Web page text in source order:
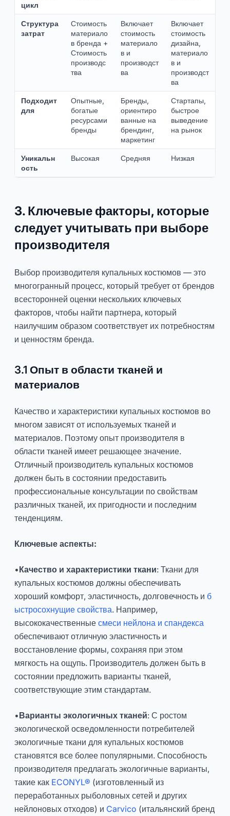
цикл
Структура
затрат
Стоимость
материало
в бренда +
Стоимость
производс
тва
Включает
стоимость
материало
в и
производст
ва
Включает
стоимость
дизайна,
материало
в и
производст
ва
Подходит
для
Опытные,
богатые
ресурсами
бренды
Бренды,
ориентиро
ванные на
брендинг,
маркетинг
Стартапы,
быстрое
выведение
на рынок
Уникальн
ость
Высокая Средняя Низкая
3. Ключевые факторы, которые
следует учитывать при выборе
производителя
Выбор производителя купальных костюмов — это
многогранный процесс, который требует от брендов
всесторонней оценки нескольких ключевых
факторов, чтобы найти партнера, который
наилучшим образом соответствует их потребностям
и ценностям бренда.
3.1 Опыт в области тканей и
материалов
Качество и характеристики купальных костюмов во
многом зависят от используемых тканей и
материалов. Поэтому опыт производителя в
области тканей имеет решающее значение.
Отличный производитель купальных костюмов
должен быть в состоянии предоставить
профессиональные консультации по свойствам
различных тканей, их пригодности и последним
тенденциям.
Ключевые аспекты:
•Качество и характеристики ткани: Ткани для
купальных костюмов должны обеспечивать
хороший комфорт, эластичность, долговечность и б
ыстросохнущие свойства. Например,
высококачественные смеси нейлона и спандекса
обеспечивают отличную эластичность и
восстановление формы, сохраняя при этом
мягкость на ощупь. Производитель должен быть в
состоянии предложить варианты тканей,
соответствующие этим стандартам.
•Варианты экологичных тканей: С ростом
экологической осведомленности потребителей
экологичные ткани для купальных костюмов
становятся все более популярными. Способность
производителя предлагать экологичные варианты,
такие как ECONYL® (изготовленный из
переработанных рыболовных сетей и других
нейлоновых отходов) и Carvico (итальянский бренд